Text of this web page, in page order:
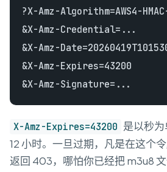
?X-Amz-Algorithm=AWS4-
&X-Amz-Credential=...
&X-Amz-
&X-Amz-Expires=43200
X-Amz-Expires=43200 是以秒
12 小时。一旦过期，凡是在这个
返回 403，哪怕你已经把 m3u8 文